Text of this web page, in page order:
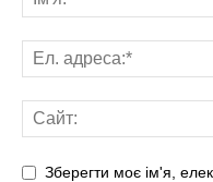
Зберегти моє ім'я,